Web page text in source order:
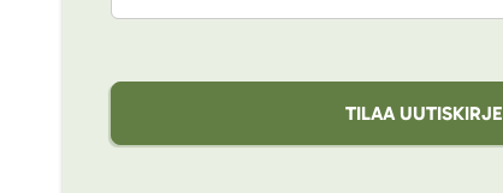
TILAA UUTISKIRJE